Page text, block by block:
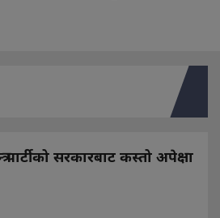
पार्टीको सरकारबाट कस्तो अपेक्षा